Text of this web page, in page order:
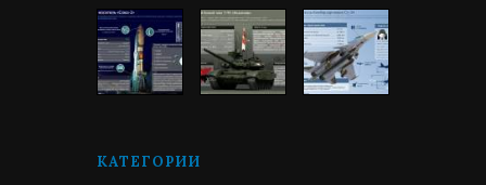
КАТЕГОРИИ